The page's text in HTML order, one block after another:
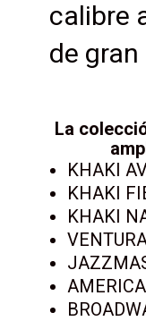
calibre
de
La
KHAKI
KHAKI
KHAKI